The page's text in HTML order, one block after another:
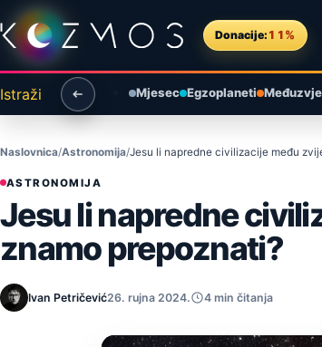
Preskoči na sadržaj
Donacije: 11%
Istraži Mjesec Egzoplaneti
Naslovnica Astronomija Jesu li napredne civilizacije među
ASTRONOMIJA
Jesu li napredne
znamo prepoznati?
Ivan Petričević26. rujna 2024. 4 min čitanja